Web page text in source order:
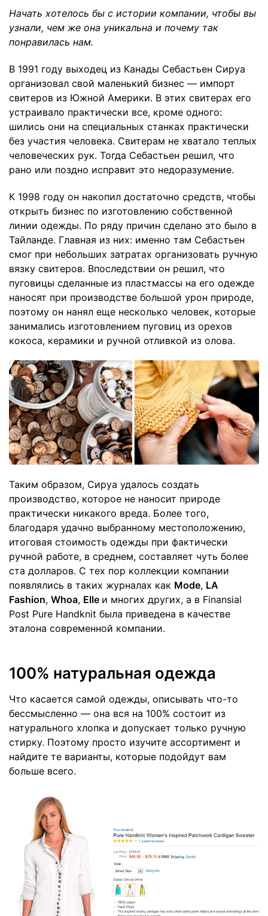
Начать хотелось бы с истории компании, чтобы вы
узнали, чем же она уникальна и почему так
понравилась нам.
В 1991 году выходец из Канады Себастьен Сируа
организовал свой маленький бизнес — импорт
свитеров из Южной Америки. В этих свитерах его
устраивало практически все, кроме одного:
шились они на специальных станках практически
без участия человека. Свитерам не хватало теплых
человеческих рук. Тогда Себастьен решил, что
рано или поздно исправит это недоразумение.
К 1998 году он накопил достаточно средств, чтобы
открыть бизнес по изготовлению собственной
линии одежды. По ряду причин сделано это было в
Тайланде. Главная из них: именно там Себастьен
смог при небольших затратах организовать ручную
вязку свитеров. Впоследствии он решил, что
пуговицы сделанные из пластмассы на его одежде
наносят при производстве большой урон природе,
поэтому он нанял еще несколько человек, которые
занимались изготовлением пуговиц из орехов
кокоса, керамики и ручной отливкой из олова.
Таким образом, Сируа удалось создать
производство, которое не наносит природе
практически никакого вреда. Более того,
благодаря удачно выбранному местоположению,
итоговая стоимость одежды при фактически
ручной работе, в среднем, составляет чуть более
ста долларов. С тех пор коллекции компании
появлялись в таких журналах как Mode, LA
Fashion, Whoa, Elle и многих других, а в Finansial
Post Pure Handknit была приведена в качестве
эталона современной компании.
100% натуральная одежда
Что касается самой одежды, описывать что-то
бессмысленно — она вся на 100% состоит из
натурального хлопка и допускает только ручную
стирку. Поэтому просто изучите ассортимент и
найдите те варианты, которые подойдут вам
больше всего.